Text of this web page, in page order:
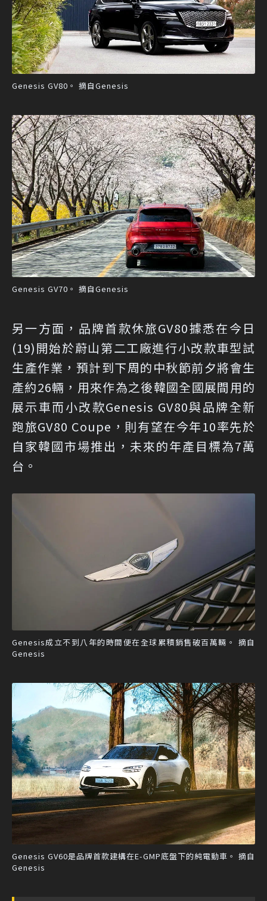
Genesis GV80。 摘自Genesis
Genesis GV70。 摘自Genesis
另一方面，品牌首款休旅GV80據悉在今日
(19)開始於蔚山第二工廠進行小改款車型試
生產作業，預計到下周的中秋節前夕將會生
產約26輛，用來作為之後韓國全國展間用的
展示車而小改款Genesis GV80與品牌全新
跑旅GV80 Coupe，則有望在今年10率先於
自家韓國市場推出，未來的年產目標為7萬
台。
Genesis成立不到八年的時間便在全球累積銷售破百萬輛。 摘自
Genesis
Genesis GV60是品牌首款建構在E-GMP底盤下的純電動車。 摘自
Genesis